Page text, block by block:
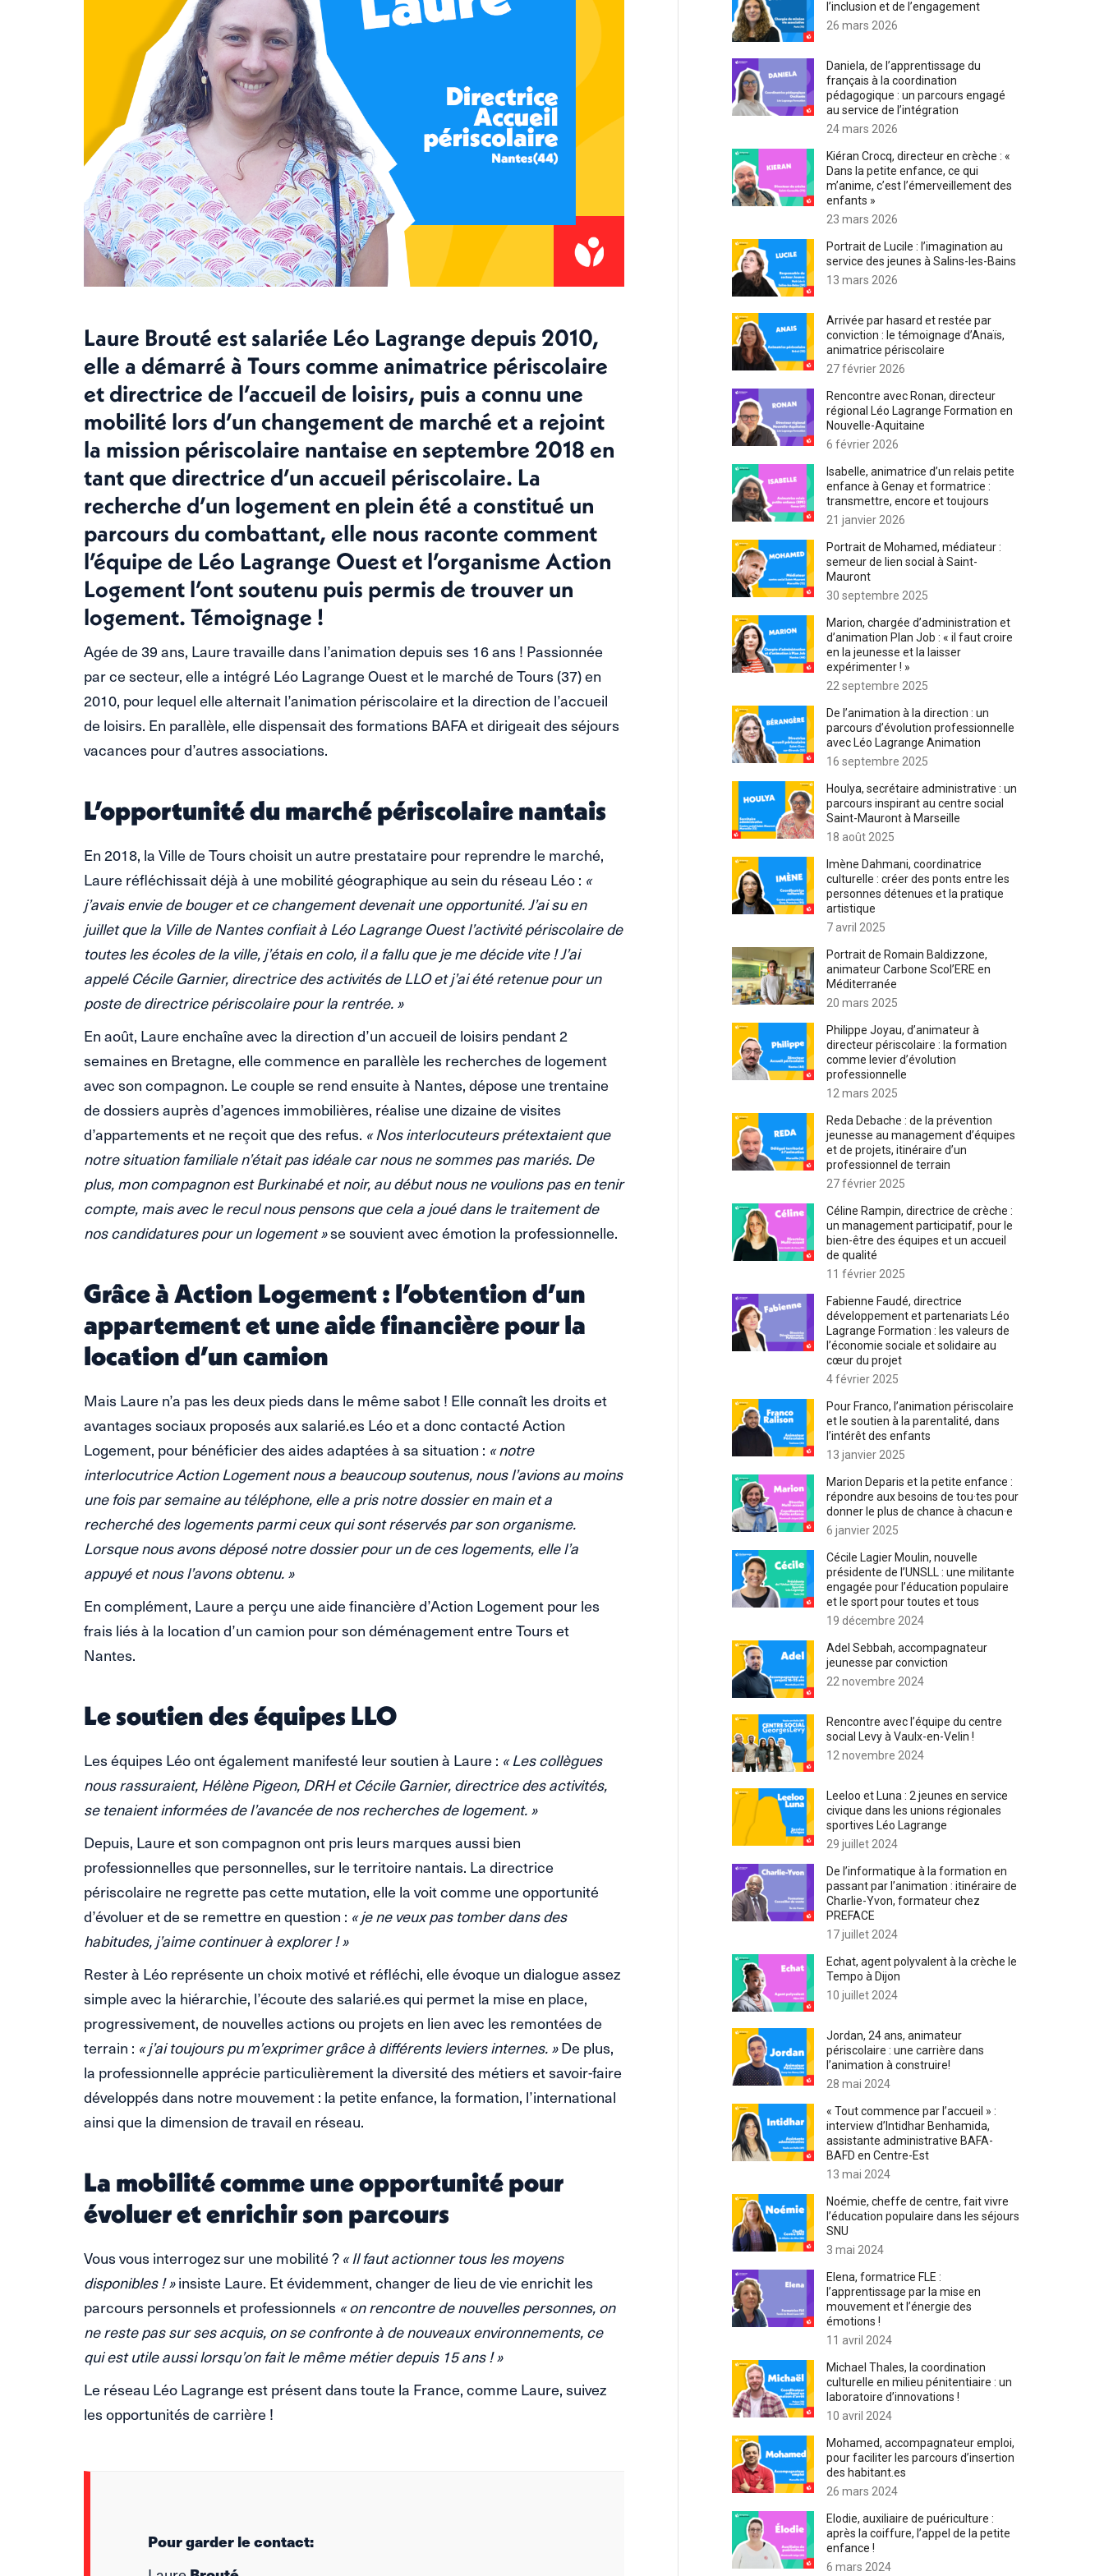
Laure Brouté est salariée Léo Lagrange depuis 2010,
elle a démarré à Tours comme animatrice périscolaire
et directrice de l’accueil de loisirs, puis a connu une
mobilité lors d’un changement de marché et a rejoint
la mission périscolaire nantaise en septembre 2018 en
tant que directrice d’un accueil périscolaire. La
recherche d’un logement en plein été a constitué un
parcours du combattant, elle nous raconte comment
l’équipe de Léo Lagrange Ouest et l’organisme Action
Logement l’ont soutenu puis permis de trouver un
logement. Témoignage !
Agée de 39 ans, Laure travaille dans l’animation depuis ses 16 ans ! Passionnée
par ce secteur, elle a intégré Léo Lagrange Ouest et le marché de Tours (37) en
2010, pour lequel elle alternait l’animation périscolaire et la direction de l’accueil
de loisirs. En parallèle, elle dispensait des formations BAFA et dirigeait des séjours
vacances pour d’autres associations.
L’opportunité du marché périscolaire nantais
En 2018, la Ville de Tours choisit un autre prestataire pour reprendre le marché,
Laure réfléchissait déjà à une mobilité géographique au sein du réseau Léo : «
j’avais envie de bouger et ce changement devenait une opportunité. J’ai su en
juillet que la Ville de Nantes confiait à Léo Lagrange Ouest l’activité périscolaire de
toutes les écoles de la ville, j’étais en colo, il a fallu que je me décide vite ! J’ai
appelé Cécile Garnier, directrice des activités de LLO et j’ai été retenue pour un
poste de directrice périscolaire pour la rentrée. »
En août, Laure enchaîne avec la direction d’un accueil de loisirs pendant 2
semaines en Bretagne, elle commence en parallèle les recherches de logement
avec son compagnon. Le couple se rend ensuite à Nantes, dépose une trentaine
de dossiers auprès d’agences immobilières, réalise une dizaine de visites
d’appartements et ne reçoit que des refus. « Nos interlocuteurs prétextaient que
notre situation familiale n’était pas idéale car nous ne sommes pas mariés. De
plus, mon compagnon est Burkinabé et noir, au début nous ne voulions pas en tenir
compte, mais avec le recul nous pensons que cela a joué dans le traitement de
nos candidatures pour un logement »se souvient avec émotion la professionnelle.
Grâce à Action Logement : l’obtention d’un
appartement et une aide financière pour la
location d’un camion
Mais Laure n’a pas les deux pieds dans le même sabot ! Elle connaît les droits et
avantages sociaux proposés aux salarié.es Léo et a donc contacté Action
Logement, pour bénéficier des aides adaptées à sa situation : « notre
interlocutrice Action Logement nous a beaucoup soutenus, nous l’avions au moins
une fois par semaine au téléphone, elle a pris notre dossier en main et a
recherché des logements parmi ceux qui sont réservés par son organisme.
Lorsque nous avons déposé notre dossier pour un de ces logements, elle l’a
appuyé et nous l’avons obtenu. »
En complément, Laure a perçu une aide financière d’Action Logement pour les
frais liés à la location d’un camion pour son déménagement entre Tours et
Nantes.
Le soutien des équipes LLO
Les équipes Léo ont également manifesté leur soutien à Laure : « Les collègues
nous rassuraient, Hélène Pigeon, DRH et Cécile Garnier, directrice des activités,
se tenaient informées de l’avancée de nos recherches de logement. »
Depuis, Laure et son compagnon ont pris leurs marques aussi bien
professionnelles que personnelles, sur le territoire nantais. La directrice
périscolaire ne regrette pas cette mutation, elle la voit comme une opportunité
d’évoluer et de se remettre en question : « je ne veux pas tomber dans des
habitudes, j’aime continuer à explorer ! »
Rester à Léo représente un choix motivé et réfléchi, elle évoque un dialogue assez
simple avec la hiérarchie, l’écoute des salarié.es qui permet la mise en place,
progressivement, de nouvelles actions ou projets en lien avec les remontées de
terrain : « j’ai toujours pu m’exprimer grâce à différents leviers internes. »De plus,
la professionnelle apprécie particulièrement la diversité des métiers et savoir-faire
développés dans notre mouvement : la petite enfance, la formation, l’international
ainsi que la dimension de travail en réseau.
La mobilité comme une opportunité pour
évoluer et enrichir son parcours
Vous vous interrogez sur une mobilité ? « Il faut actionner tous les moyens
disponibles ! »insiste Laure. Et évidemment, changer de lieu de vie enrichit les
parcours personnels et professionnels « on rencontre de nouvelles personnes, on
ne reste pas sur ses acquis, on se confronte à de nouveaux environnements, ce
qui est utile aussi lorsqu’on fait le même métier depuis 15 ans ! »
Le réseau Léo Lagrange est présent dans toute la France, comme Laure, suivez
les opportunités de carrière !
Pour garder le contact:
l’inclusion et de l’engagement
26 mars 2026
Daniela, de l’apprentissage du
français à la coordination
pédagogique : un parcours engagé
au service de l’intégration
24 mars 2026
Kiéran Crocq, directeur en crèche : «
Dans la petite enfance, ce qui
m’anime, c’est l’émerveillement des
enfants »
23 mars 2026
Portrait de Lucile : l’imagination au
service des jeunes à Salins-les-Bains
13 mars 2026
Arrivée par hasard et restée par
conviction : le témoignage d’Anaïs,
animatrice périscolaire
27 février 2026
Rencontre avec Ronan, directeur
régional Léo Lagrange Formation en
Nouvelle-Aquitaine
6 février 2026
Isabelle, animatrice d’un relais petite
enfance à Genay et formatrice :
transmettre, encore et toujours
21 janvier 2026
Portrait de Mohamed, médiateur :
semeur de lien social à Saint-
Mauront
30 septembre 2025
Marion, chargée d’administration et
d’animation Plan Job : « il faut croire
en la jeunesse et la laisser
expérimenter ! »
22 septembre 2025
De l’animation à la direction : un
parcours d’évolution professionnelle
avec Léo Lagrange Animation
16 septembre 2025
Houlya, secrétaire administrative : un
parcours inspirant au centre social
Saint-Mauront à Marseille
18 août 2025
Imène Dahmani, coordinatrice
culturelle : créer des ponts entre les
personnes détenues et la pratique
artistique
7 avril 2025
Portrait de Romain Baldizzone,
animateur Carbone Scol’ERE en
Méditerranée
20 mars 2025
Philippe Joyau, d’animateur à
directeur périscolaire : la formation
comme levier d’évolution
professionnelle
12 mars 2025
Reda Debache : de la prévention
jeunesse au management d’équipes
et de projets, itinéraire d’un
professionnel de terrain
27 février 2025
Céline Rampin, directrice de crèche :
un management participatif, pour le
bien-être des équipes et un accueil
de qualité
11 février 2025
Fabienne Faudé, directrice
développement et partenariats Léo
Lagrange Formation : les valeurs de
l’économie sociale et solidaire au
cœur du projet
4 février 2025
Pour Franco, l’animation périscolaire
et le soutien à la parentalité, dans
l’intérêt des enfants
13 janvier 2025
Marion Deparis et la petite enfance :
répondre aux besoins de tou·tes pour
donner le plus de chance à chacun·e
6 janvier 2025
Cécile Lagier Moulin, nouvelle
présidente de l’UNSLL : une militante
engagée pour l’éducation populaire
et le sport pour toutes et tous
19 décembre 2024
Adel Sebbah, accompagnateur
jeunesse par conviction
22 novembre 2024
Rencontre avec l’équipe du centre
social Levy à Vaulx-en-Velin !
12 novembre 2024
Leeloo et Luna : 2 jeunes en service
civique dans les unions régionales
sportives Léo Lagrange
29 juillet 2024
De l’informatique à la formation en
passant par l’animation : itinéraire de
Charlie-Yvon, formateur chez
PREFACE
17 juillet 2024
Echat, agent polyvalent à la crèche le
Tempo à Dijon
10 juillet 2024
Jordan, 24 ans, animateur
périscolaire : une carrière dans
l’animation à construire!
28 mai 2024
« Tout commence par l’accueil » :
interview d’Intidhar Benhamida,
assistante administrative BAFA-
BAFD en Centre-Est
13 mai 2024
Noémie, cheffe de centre, fait vivre
l’éducation populaire dans les séjours
SNU
3 mai 2024
Elena, formatrice FLE :
l’apprentissage par la mise en
mouvement et l’énergie des
émotions !
11 avril 2024
Michael Thales, la coordination
culturelle en milieu pénitentiaire : un
laboratoire d’innovations !
10 avril 2024
Mohamed, accompagnateur emploi,
pour faciliter les parcours d’insertion
des habitant.es
26 mars 2024
Elodie, auxiliaire de puériculture :
après la coiffure, l’appel de la petite
enfance !
6 mars 2024